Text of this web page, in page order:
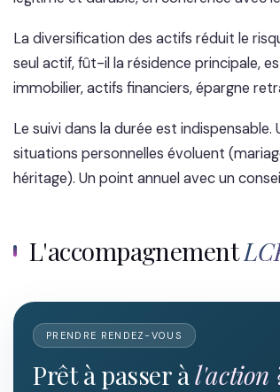
La diversification des actifs réduit le
seul actif, fût-il la résidence principale,
immobilier, actifs financiers, épargne
Le suivi dans la durée est
situations personnelles évoluent
héritage). Un point annuel avec un
L'accompagnement
PRENDRE RENDEZ-VOUS
Prêt à passer àl'action